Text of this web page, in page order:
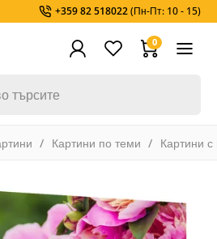
+359 82 518022(Пн-Пт: 10 - 15)
0
Картини по теми Картини